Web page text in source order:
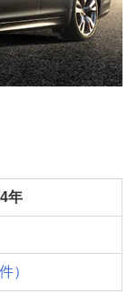
年
）